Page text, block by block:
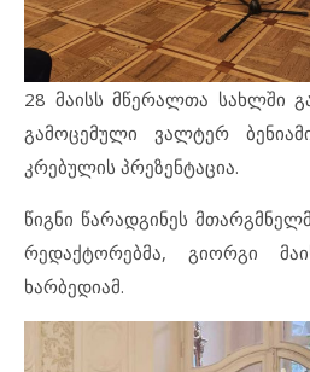
28 მაისს მწერალთა სახლში
გამოცემული ვალტერ
კრებულის პრეზენტაცია.
წიგნი წარადგინეს
რედაქტორებმა, გიორგი
ხარბედიამ.